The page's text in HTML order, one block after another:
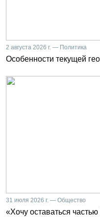
2 августа 2026 г. — Политика
Особенности текущей
31 июля 2026 г. — Общество
«Хочу оставаться